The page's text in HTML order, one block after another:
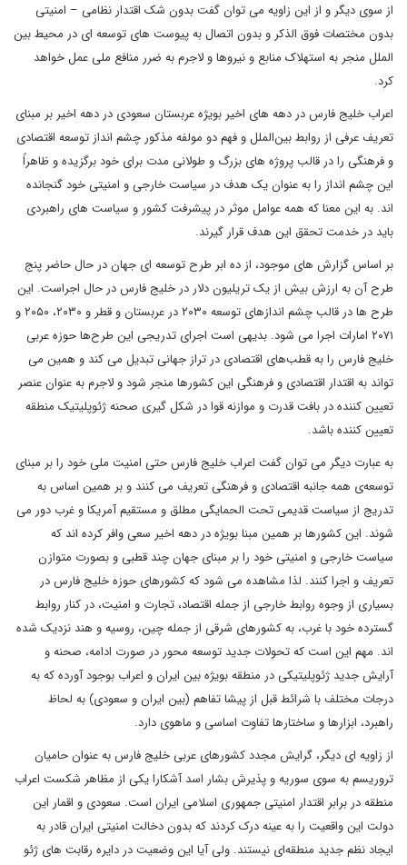
از سوی دیگر و از این زاویه می توان گفت بدون شک اقتدار نظامی – امنیتی
بدون مختصات فوق الذکر و بدون اتصال به پیوست های توسعه ای در محیط بین
الملل منجر به استهلاک منابع و نیروها و لاجرم به ضرر منافع ملی عمل خواهد
کرد.
اعراب خلیج فارس در دهه های اخیر بویژه عربستان سعودی در دهه اخیر بر مبنای
تعریف عرفی از روابط بین‌الملل و فهم دو مولفه مذکور چشم انداز توسعه اقتصادی
و فرهنگی را در قالب پروژه های بزرگ و طولانی مدت برای خود برگزیده و ظاهراً
این چشم انداز را به عنوان یک هدف در سیاست خارجی و امنیتی خود گنجانده
اند. به این معنا که همه عوامل موثر در پیشرفت کشور و سیاست های راهبردی
باید در خدمت تحقق این هدف قرار گیرند.
بر اساس گزارش های موجود، از ده ابر طرح توسعه ای جهان در حال حاضر پنج
طرح آن به ارزش بیش از یک تریلیون دلار در خلیج فارس در حال اجراست. این
طرح ها در قالب چشم اندازهای توسعه ۲۰۳۰ در عربستان و قطر و ۲۰۳۰، ۲۰۵۰ و
۲۰۷۱ امارات اجرا می شود. بدیهی است اجرای تدریجی این طرح‌ها حوزه عربی
خلیج فارس را به قطب‌های اقتصادی در تراز جهانی تبدیل می کند و همین می
تواند به اقتدار اقتصادی و فرهنگی این کشورها منجر شود و لاجرم به عنوان عنصر
تعیین کننده در بافت قدرت و موازنه قوا در شکل گیری صحنه ژئوپلیتیک منطقه
تعیین کننده باشد.
به عبارت دیگر می توان گفت اعراب خلیج فارس حتی امنیت ملی خود را بر مبنای
توسعه‌ی همه جانبه اقتصادی و فرهنگی تعریف می کنند و بر همین اساس به
تدریج از سیاست قدیمی تحت الحمایگی مطلق و مستقیم آمریکا و غرب دور می
شوند. این کشورها بر همین مبنا بویژه در دهه اخیر سعی وافر کرده اند که
سیاست خارجی و امنیتی خود را بر مبنای جهان چند قطبی و بصورت متوازن
تعریف و اجرا کنند. لذا مشاهده می شود که کشورهای حوزه خلیج فارس در
بسیاری از وجوه روابط خارجی از جمله اقتصاد، تجارت و امنیت، در کنار روابط
گسترده خود با غرب، به کشورهای شرقی از جمله چین، روسیه و هند نزدیک شده
اند. مهم این است که تحولات جدید توسعه محور در صورت ادامه، صحنه و
آرایش جدید ژئوپلیتیکی در منطقه بویژه بین ایران و اعراب بوجود آورده که به
درجات مختلف با شرائط قبل از پیشا تفاهم (بین ایران و سعودی) به لحاظ
راهبرد، ابزارها و ساختار‌ها تفاوت اساسی و ماهوی دارد.
از زاویه ای دیگر، گرایش مجدد کشورهای عربی خلیج فارس به عنوان حامیان
تروریسم به سوی سوریه و پذیرش بشار اسد آشکارا یکی از مظاهر شکست اعراب
منطقه در برابر اقتدار امنیتی جمهوری اسلامی ایران است. سعودی و اقمار این
دولت این واقعیت را به عینه درک کردند که بدون دخالت امنیتی ایران قادر به
ایجاد نظم جدید منطقه‌ای نیستند. ولی آیا این وضعیت در دایره رقابت های ژئو